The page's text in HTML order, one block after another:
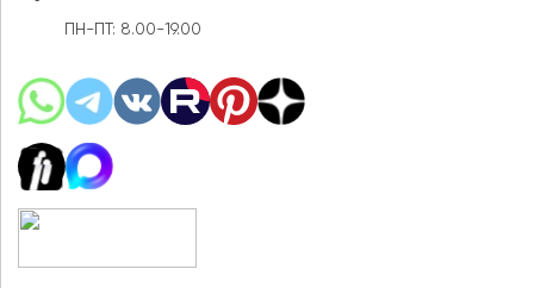
ПН-ПТ: 8.00-19.00